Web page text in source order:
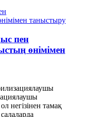
пен
өнімімен
негізінен тамақ